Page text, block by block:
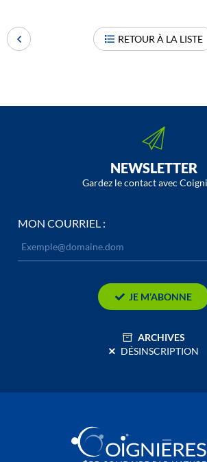
RETOUR À LA LISTE
NEWSLETTER
Gardez le contact avec
MON COURRIEL :
JE M’ABONNE
ARCHIVES
DÉSINSCRIPTION